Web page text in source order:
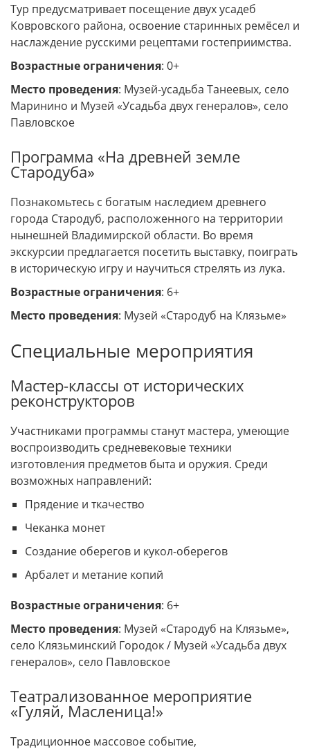
Тур предусматривает посещение двух усадеб
Ковровского района, освоение старинных ремёсел и
наслаждение русскими рецептами гостеприимства.
Возрастные ограничения: 0+
Место проведения: Музей-усадьба Танеевых, село
Маринино и Музей «Усадьба двух генералов», село
Павловское
Программа «На древней земле
Стародуба»
Познакомьтесь с богатым наследием древнего
города Стародуб, расположенного на территории
нынешней Владимирской области. Во время
экскурсии предлагается посетить выставку, поиграть
в историческую игру и научиться стрелять из лука.
Возрастные ограничения: 6+
Место проведения: Музей «Стародуб на Клязьме»
Специальные мероприятия
Мастер-классы от исторических
реконструкторов
Участниками программы станут мастера, умеющие
воспроизводить средневековые техники
изготовления предметов быта и оружия. Среди
возможных направлений:
Прядение и ткачество
Чеканка монет
Создание оберегов и кукол-оберегов
Арбалет и метание копий
Возрастные ограничения: 6+
Место проведения: Музей «Стародуб на Клязьме»,
село Клязьминский Городок / Музей «Усадьба двух
генералов», село Павловское
Театрализованное мероприятие
«Гуляй, Масленица!»
Традиционное массовое событие,